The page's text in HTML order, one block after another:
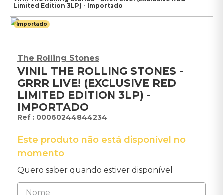
Limited Edition 3LP) - Importado
Importado
The Rolling Stones
VINIL THE ROLLING STONES -
GRRR LIVE! (EXCLUSIVE RED
LIMITED EDITION 3LP) -
IMPORTADO
: 00060244844234
Este produto não está disponível no
momento
Quero saber quando estiver disponível